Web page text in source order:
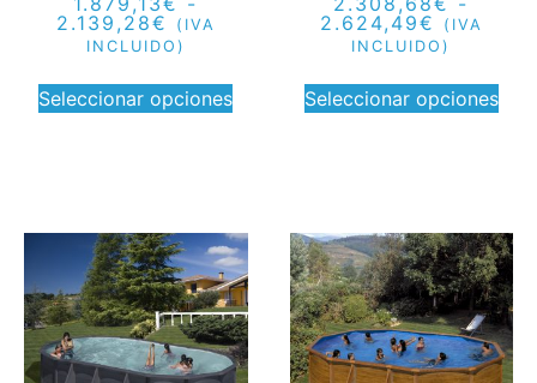
2.139,28€
(IVA
INCLUIDO)
Seleccionar opciones
2.624,49€
(IVA
INCLUIDO)
Seleccionar opciones